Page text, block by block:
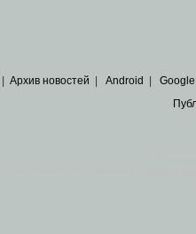
Архив новостей Android Google